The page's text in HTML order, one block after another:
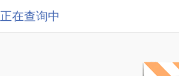
正在查询中